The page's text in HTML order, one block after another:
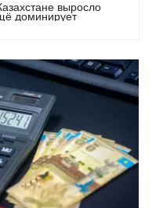
выросло
доминирует